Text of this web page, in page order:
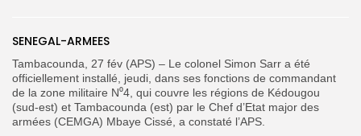
Search
Button
SENEGAL-ARMEES
Tambacounda, 27 fév (APS) – Le colonel Simon Sarr a été
officiellement installé, jeudi, dans ses fonctions de commandant
de la zone militaire N⁰4, qui couvre les régions de Kédougou
(sud-est) et Tambacounda (est) par le Chef d’Etat major des
armées (CEMGA) Mbaye Cissé, a constaté l’APS.